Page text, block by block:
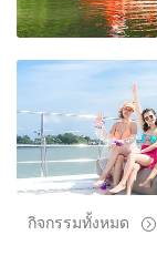
กิจกรรมทั้งหมด